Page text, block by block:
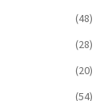
(48)
(28)
(20)
(54)